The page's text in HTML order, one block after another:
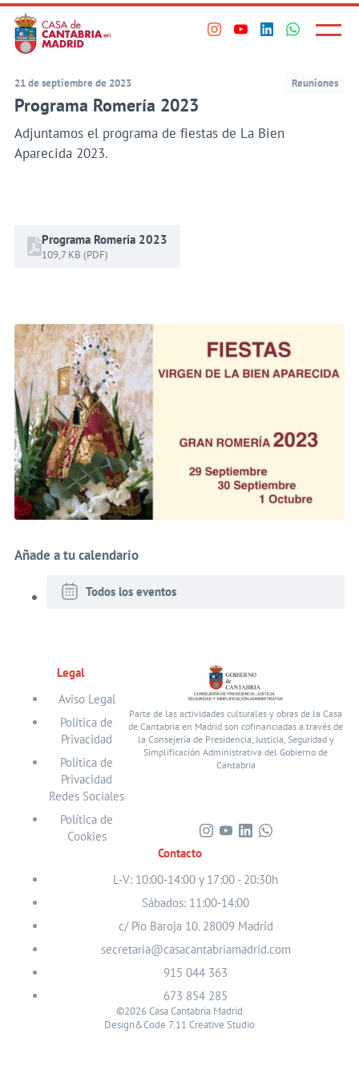
Saltar
al
contenido
principal
VisitaVisitaVisita
perfil
Visita
perfil
Principal
Menú
21 de septiembre de 2023 Reuniones
Programa Romería 2023
Adjuntamos el programa de fiestas de La Bien
Aparecida 2023.
Programa Romería 2023
109,7 KB (PDF)
Añade a tu calendario
Todos los eventos
Legal
Aviso Legal
Política de
Privacidad
Política de
Privacidad
Redes Sociales
Política de
Cookies
Parte de las actividades culturales y obras de la Casa
de Cantabria en Madrid son cofinanciadas a través de
la Consejería de Presidencia, Justicia, Seguridad y
Simplificación Administrativa del Gobierno de
Cantabria
Visita
perfil
en
Instagram
Visita
perfil
en
Youtube
Visita
perfil
en
Linkedin
Visita
perfil
WhatsApp
Contacto
L-V: 10:00-14:00 y 17:00 - 20:30h
Sábados: 11:00-14:00
c/ Pío Baroja 10. 28009 Madrid
secretaria@casacantabriamadrid.com
915 044 363
673 854 285
©2026 Casa Cantabria Madrid
Design&Code 7.11 Creative Studio